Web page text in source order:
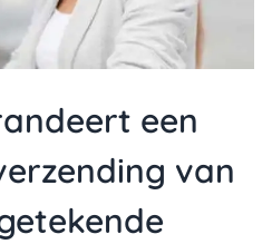
een
van